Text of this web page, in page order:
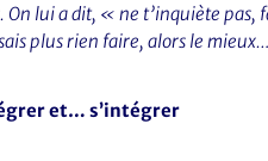
On lui a dit, « ne t’inquiète pas,
plus rien faire, alors le
et… s’intégrer